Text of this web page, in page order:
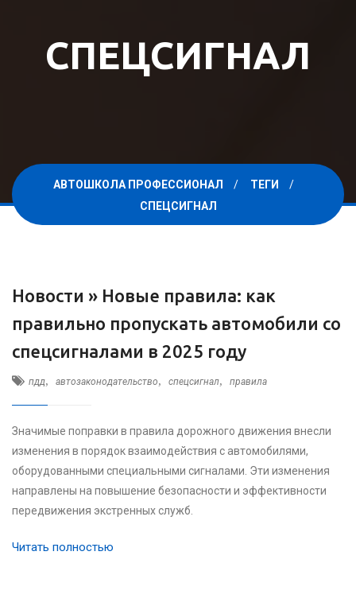
СПЕЦСИГНАЛ
АВТОШКОЛА ПРОФЕССИОНАЛ
ТЕГИ
СПЕЦСИГНАЛ
Новости » Новые правила: как
правильно пропускать автомобили со
спецсигналами в 2025 году
пдд, автозаконодательство, спецсигнал, правила
Значимые поправки в правила дорожного движения внесли
изменения в порядок взаимодействия с автомобилями,
оборудованными специальными сигналами. Эти изменения
направлены на повышение безопасности и эффективности
передвижения экстренных служб.
Читать полностью